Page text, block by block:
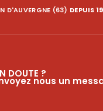
D'AUVERGNE (63) DEPUIS
DOUTE ?
nous un